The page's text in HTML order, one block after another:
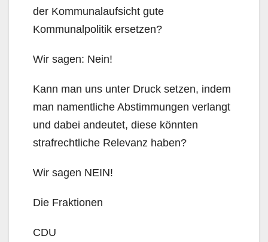
der Kommunalaufsicht gute
Kommunalpolitik ersetzen?
Wir sagen: Nein!
Kann man uns unter Druck setzen, indem
man namentliche Abstimmungen verlangt
und dabei andeutet, diese könnten
strafrechtliche Relevanz haben?
Wir sagen NEIN!
Die Fraktionen
CDU